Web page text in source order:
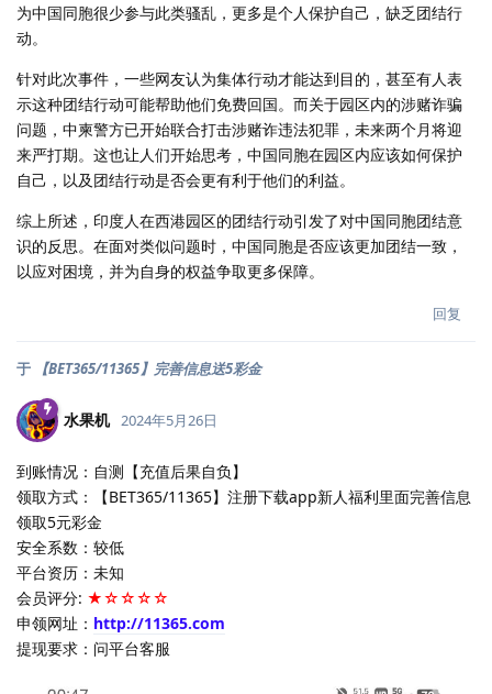
为中国同胞很少参与此类骚乱，更多是个人保护自己，缺乏团结行
动。
针对此次事件，一些网友认为集体行动才能达到目的，甚至有人表
示这种团结行动可能帮助他们免费回国。而关于园区内的涉赌诈骗
问题，中柬警方已开始联合打击涉赌诈违法犯罪，未来两个月将迎
来严打期。这也让人们开始思考，中国同胞在园区内应该如何保护
自己，以及团结行动是否会更有利于他们的利益。
综上所述，印度人在西港园区的团结行动引发了对中国同胞团结意
识的反思。在面对类似问题时，中国同胞是否应该更加团结一致，
以应对困境，并为自身的权益争取更多保障。
回复
于 【BET365/11365】完善信息送5彩金
水果机 2024年5月26日
到账情况：自测【充值后果自负】
领取方式：【BET365/11365】注册下载app新人福利里面完善信息
领取5元彩金
安全系数：较低
平台资历：未知
会员评分: ★☆☆☆☆
申领网址： http://11365.com
提现要求：问平台客服